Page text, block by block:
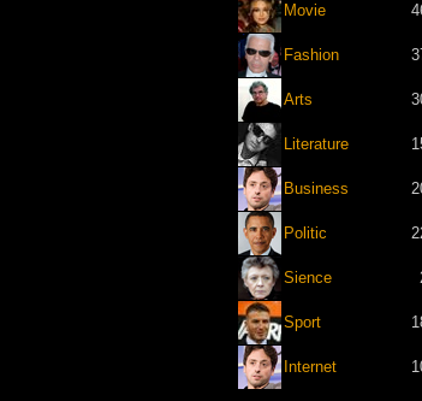
Movie
Fashion
Arts
Literature
Business
Politic
Sience
Sport
Internet